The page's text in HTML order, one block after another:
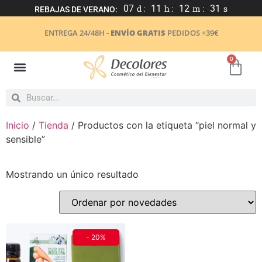
REBAJAS DE VERANO: 07 d : 11 h : 12 m : 31 s
ENTREGA 24/48H - ENVÍO GRATIS PEDIDOS +39€
0
Inicio / Tienda / Productos con la etiqueta “piel normal y
sensible”
Mostrando un único resultado
- 20%